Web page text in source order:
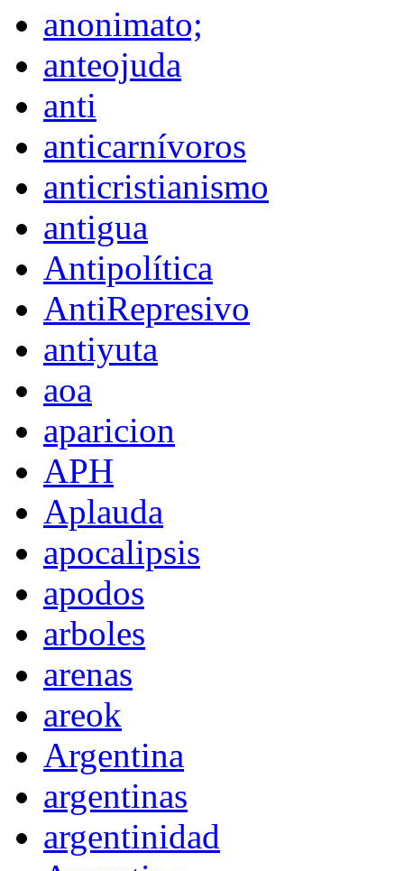
anonimato;
anteojuda
anti
anticarnívoros
anticristianismo
antigua
Antipolítica
AntiRepresivo
antiyuta
aoa
aparicion
APH
Aplauda
apocalipsis
apodos
arboles
arenas
areok
Argentina
argentinas
argentinidad